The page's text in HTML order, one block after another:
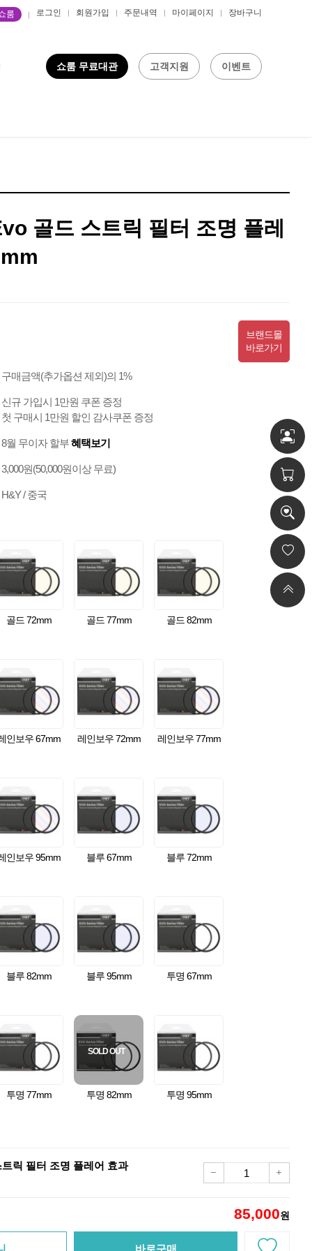
룸 로그인 회원가입 주문내역 마이페이지 장바구니
쇼룸 무료대관 고객지원 이벤트
골드 스트릭 필터 조명 플레
브랜드몰
바로가기
구매금액(추가옵션 제외)의 1%
신규 가입시 1만원 쿠폰 증정
첫 구매시 1만원 할인 감사쿠폰 증정
8월 무이자 할부혜택보기
3,000원(50,000원이상 무료)
H&Y / 중국
골드 72mm 골드 77mm 골드 82mm
인보우 67mm 레인보우 72mm 레인보우 77mm
인보우 95mm 블루 67mm 블루 72mm
블루 82mm 블루 95mm 투명 67mm
투명 77mm 투명 82mm
SOLD OUT
투명 95mm
릭 필터 조명 플레어 효과
85,000원
바로구매